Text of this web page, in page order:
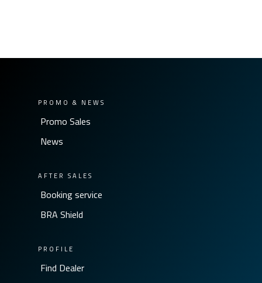
PROMO & NEWS
Promo Sales
News
AFTER SALES
Booking service
BRA Shield
PROFILE
Find Dealer